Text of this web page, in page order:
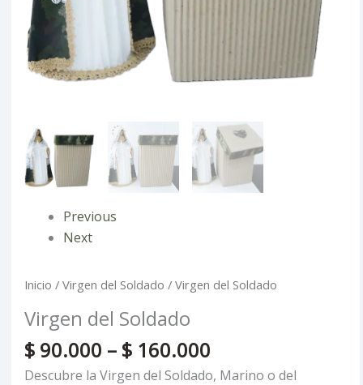
Previous
Next
Inicio / Virgen del Soldado / Virgen del Soldado
Virgen del Soldado
$90.000 – $160.000
Descubre la Virgen del Soldado, Marino o del